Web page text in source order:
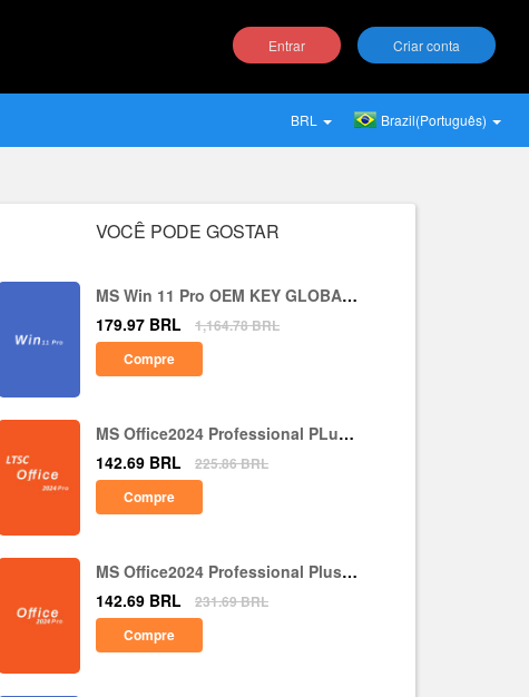
Entrar Criar conta
BRL Brazil(Português)
VOCÊ PODE GOSTAR
MS Win 11 Pro OEM KEY GLOBAL-
Lifetime
179.97 BRL 1,164.78BRL
Compre
MS Office2024 Professional PLus
LTSC CD Key
142.69 BRL 225.86BRL
Compre
MS Office2024 Professional Plus
CD Key Global
142.69 BRL 231.69BRL
Compre